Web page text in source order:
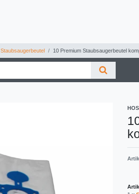
Staubsaugerbeutel 10 Premium Staubsaugerbeutel